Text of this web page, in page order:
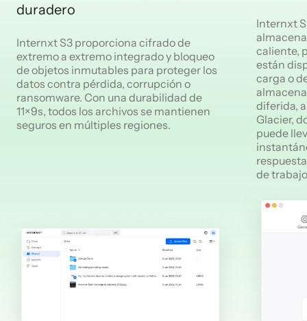
duradero
Internxt S3 proporciona cifrado de
extremo a extremo integrado y bloqueo
de objetos inmutables para proteger los
datos contra pérdida, corrupción o
ransomware. Con una durabilidad de
11×9s, todos los archivos se mantienen
seguros en múltiples regiones.
Internxt
caliente,
están
carga o
diferida,
Glacier,
puede
de